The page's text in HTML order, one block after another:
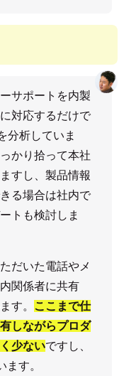
サポートを内製
対応するだけで
分析していま
かり拾って本社
すし、製品情報
る場合は社内で
トも検討しま
だいた電話やメ
関係者に共有
す。
ここまで仕
しながらプロダ
少ないですし、
す。